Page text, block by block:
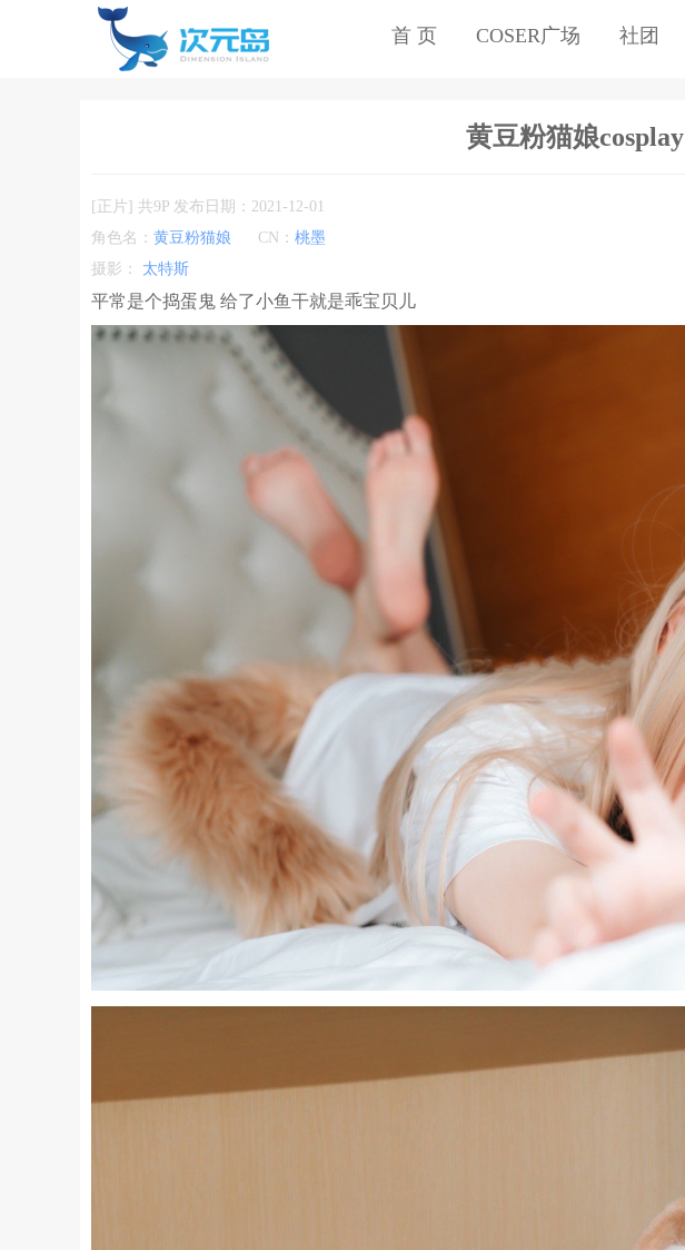
首 页 COSER广场 社团
黄豆粉猫娘cosplay
[正片] 共9P 发布日期：2021-12-01
角色名： 黄豆粉猫娘 CN： 桃墨
摄影： 太特斯
平常是个捣蛋鬼 给了小鱼干就是乖宝贝儿